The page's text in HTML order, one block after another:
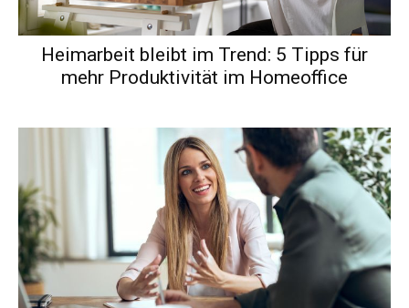
Heimarbeit bleibt im Trend: 5 Tipps für
mehr Produktivität im Homeoffice